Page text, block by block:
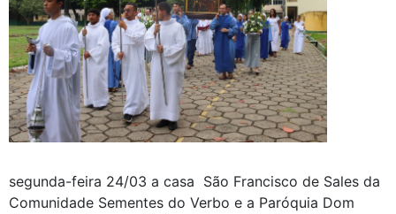
segunda-feira 24/03 a casa São Francisco de Sales da
Comunidade Sementes do Verbo e a Paróquia Dom